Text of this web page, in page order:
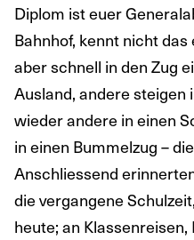
Diplom ist euer
Bahnhof, kennt nicht
aber schnell in den Zug
Ausland, andere steigen
wieder andere in einen
in einen Bummelzug –
Anschliessend
die vergangene
heute; an